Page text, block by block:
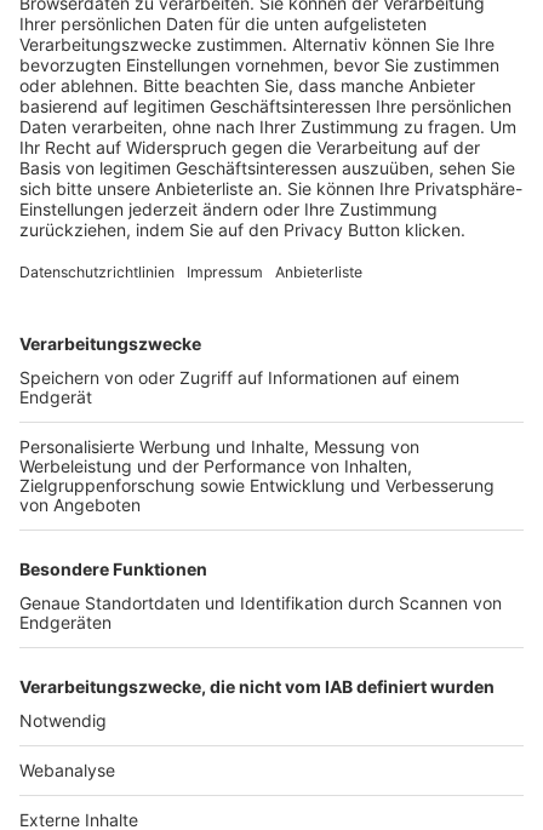
Trainerausbildung
Schulungsangebot Vereinsmitarbeiter
BFV-Geschäftsstellen
Trainerbörse
Login SpielPlus
FOLGE DEM BFV
TOP-VEREINE
TOP-PARTNER
Nutzungsbedingungen Datenschutz Impressum